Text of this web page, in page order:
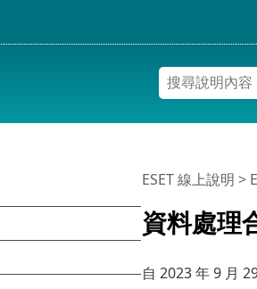
資料處理
ESET 線上說明 >
自 2023 年 9 月